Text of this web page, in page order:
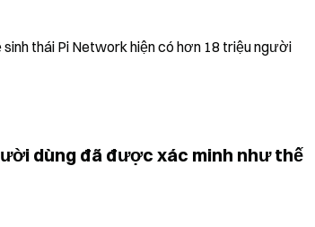
thái Pi Network hiện có hơn 18 triệu người
dùng đã được xác minh như thế